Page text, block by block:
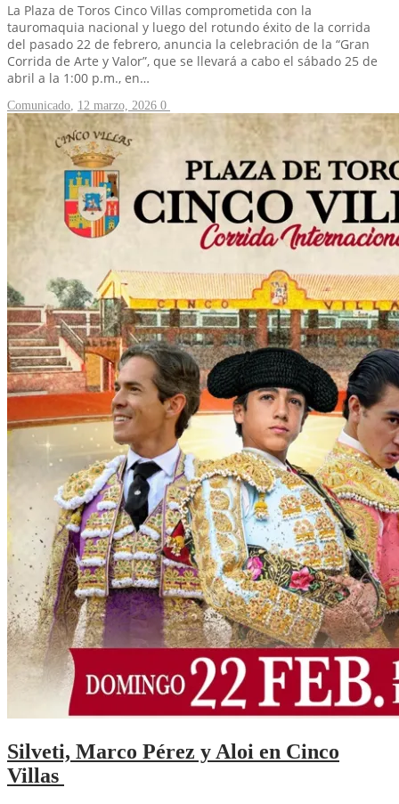
La Plaza de Toros Cinco Villas comprometida con la
tauromaquia nacional y luego del rotundo éxito de la corrida
del pasado 22 de febrero, anuncia la celebración de la “Gran
Corrida de Arte y Valor”, que se llevará a cabo el sábado 25 de
abril a la 1:00 p.m., en…
Comunicado 12 marzo, 2026 0
Silveti, Marco Pérez y Aloi en Cinco
Villas